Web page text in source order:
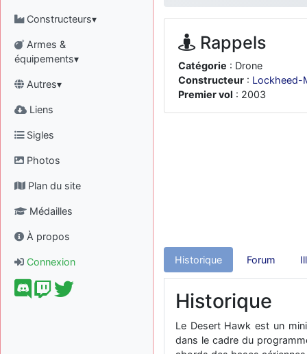
Constructeurs▾
Armes &
équipements▾
Autres▾
Liens
Sigles
Photos
Plan du site
Médailles
À propos
Connexion
Rappels
Catégorie : Drone
Constructeur : Lockheed-
Premier vol : 2003
Historique Forum
Historique
Le Desert Hawk est un
dans le cadre du